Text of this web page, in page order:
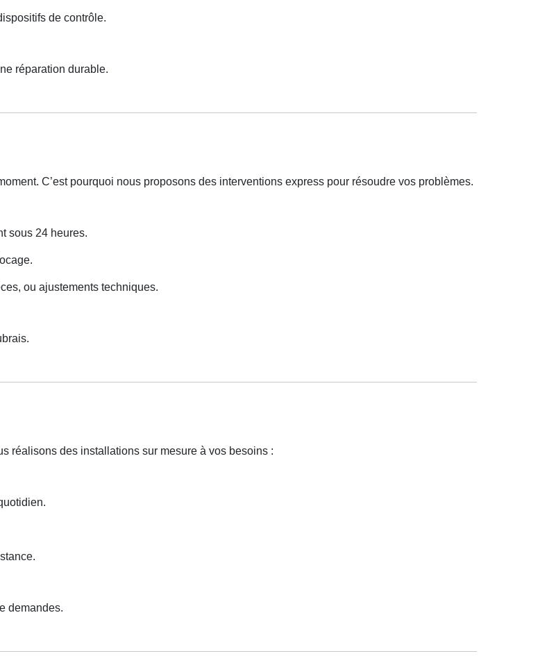
de contrôle.
réparation durable.
C’est pourquoi nous proposons des interventions express pour résoudre vos problèmes.
sous 24 heures.
ou ajustements techniques.
réalisons des installations sur mesure à vos besoins :
demandes.